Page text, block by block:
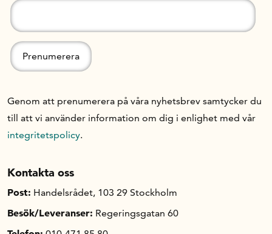
Genom att prenumerera på våra nyhetsbrev samtycker du
till att vi använder information om dig i enlighet med vår
integritetspolicy.
Kontakta oss
Post: Handelsrådet, 103 29 Stockholm
Besök/Leveranser: Regeringsgatan 60